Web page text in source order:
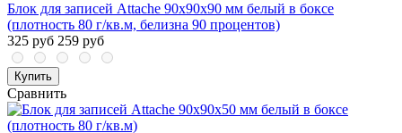
Блок для записей Attache 90x90x90 мм белый в боксе
(плотность 80 г/кв.м, белизна 90 процентов)
325 руб 259 руб
Купить
Сравнить